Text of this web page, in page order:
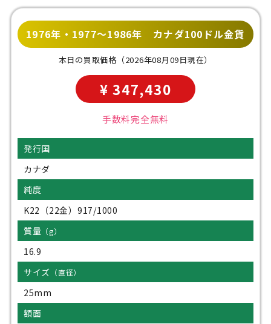
1976年・1977～1986年 カナダ100ドル金貨
本日の買取価格 （2026年08月09日現在）
¥ 347,430
手数料完全無料
発行国
カナダ
純度
K22（22金）917/1000
質量 （g）
16.9
サイズ （直径）
25mm
額面